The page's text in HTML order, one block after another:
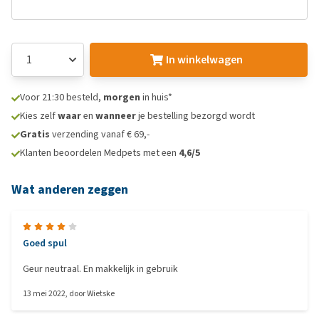
In winkelwagen
Voor 21:30 besteld, morgen in huis*
Kies zelfwaaren wanneerje bestelling bezorgd wordt
Gratis verzending vanaf € 69,-
Klanten beoordelen Medpets met een 4,6/5
Wat anderen zeggen
Goed spul
Geur neutraal. En makkelijk in gebruik
13 mei 2022, doorWietske